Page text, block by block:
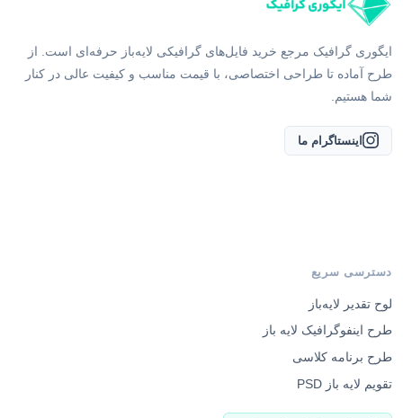
ایگوری گرافیک مرجع خرید فایل‌های گرافیکی لایه‌باز حرفه‌ای است. از
طرح آماده تا طراحی اختصاصی، با قیمت مناسب و کیفیت عالی در کنار
شما هستیم.
اینستاگرام ما
دسترسی سریع
لوح تقدیر لایه‌باز
طرح اینفوگرافیک لایه باز
طرح برنامه کلاسی
تقویم لایه باز PSD